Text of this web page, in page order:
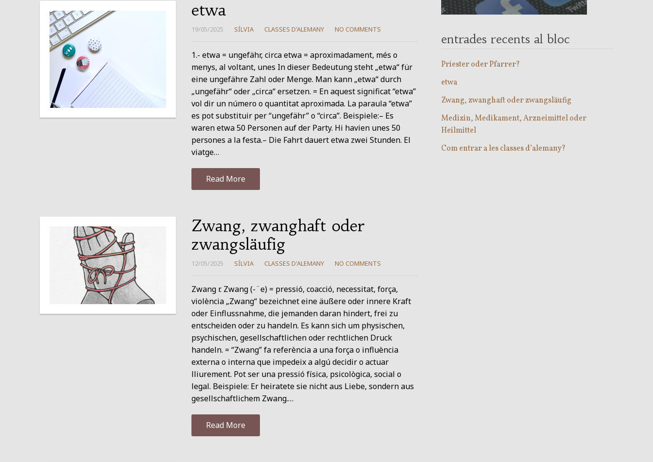
etwa
19/05/2025 SÍLVIA CLASSES D'ALEMANY NO COMMENTS
1.- etwa = ungefähr, circa etwa = aproximadament, més o
menys, al voltant, unes In dieser Bedeutung steht „etwa“ für
eine ungefähre Zahl oder Menge. Man kann „etwa“ durch
„ungefähr“ oder „circa“ ersetzen. = En aquest significat “etwa”
vol dir un número o quantitat aproximada. La paraula “etwa”
es pot substituir per “ungefähr” o “circa”. Beispiele:– Es
waren etwa 50 Personen auf der Party. Hi havien unes 50
persones a la festa.– Die Fahrt dauert etwa zwei Stunden. El
viatge…
Read More
Zwang, zwanghaft oder
zwangsläufig
12/05/2025 SÍLVIA CLASSES D'ALEMANY NO COMMENTS
Zwang r. Zwang (-¨e) = pressió, coacció, necessitat, força,
violència „Zwang“ bezeichnet eine äußere oder innere Kraft
oder Einflussnahme, die jemanden daran hindert, frei zu
entscheiden oder zu handeln. Es kann sich um physischen,
psychischen, gesellschaftlichen oder rechtlichen Druck
handeln. = “Zwang” fa referència a una força o influència
externa o interna que impedeix a algú decidir o actuar
lliurement. Pot ser una pressió física, psicològica, social o
legal. Beispiele: Er heiratete sie nicht aus Liebe, sondern aus
gesellschaftlichem Zwang.…
Read More
entrades recents al bloc
Priester oder Pfarrer?
etwa
Zwang, zwanghaft oder zwangsläufig
Medizin, Medikament, Arzneimittel oder
Heilmittel
Com entrar a les classes d’alemany?